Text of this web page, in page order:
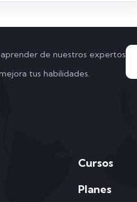
de nuestros expertos
tus habilidades.
Cursos
Planes